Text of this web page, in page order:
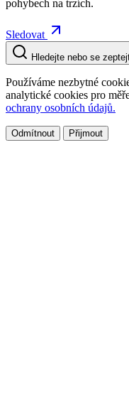
pohybech na trzích.
Sledovat
Hledejte nebo se
Používáme nezbytné
analytické cookies pro
ochrany osobních údajů.
Odmítnout Přijmout